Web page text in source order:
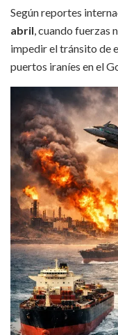
Según reportes
abril, cuando fuerzas
impedir el tránsito de
puertos iraníes en el